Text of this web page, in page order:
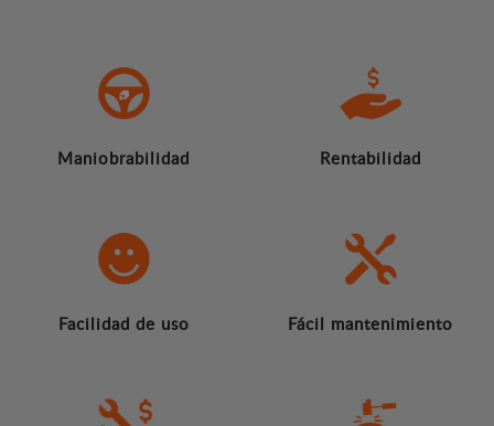
Maniobrabilidad Rentabilidad
Facilidad de uso Fácil mantenimiento